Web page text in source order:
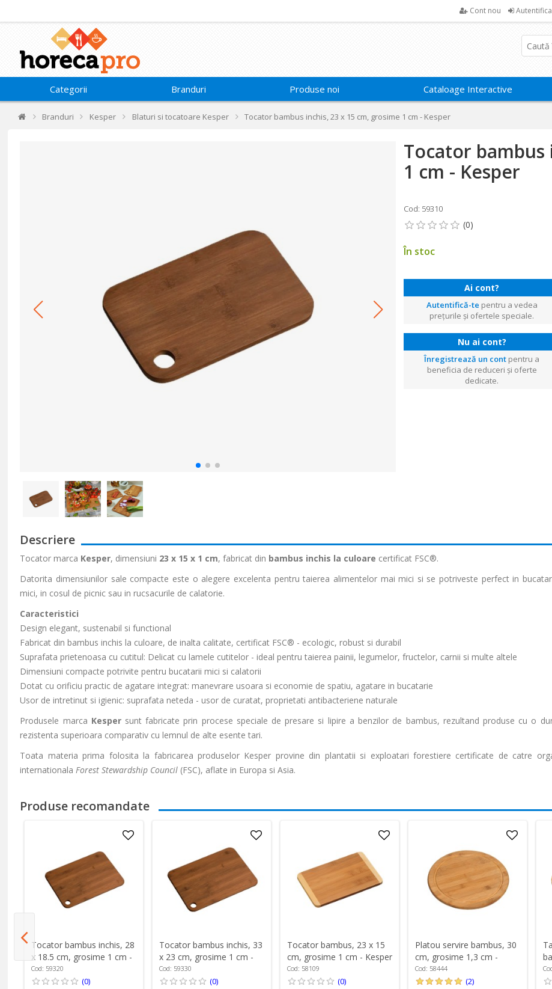
Cont nou
Categorii Branduri Produse noi Cataloage Interactive
Branduri Kesper Blaturi si tocatoare Kesper Tocator bambus inchis, 23 x 15 cm, grosime 1 cm - Kesper
Tocator bambus
1 cm - Kesper
Cod: 59310
În stoc
Ai cont?
Autentifică-te pentru a vedea
prețurile și ofertele speciale.
Nu ai cont?
Înregistrează un cont pentru a
beneficia de reduceri și oferte
dedicate.
Descriere
Tocator marca Kesper, dimensiuni 23 x 15 x 1 cm, fabricat din bambus inchis la culoare certificat FSC®.
Datorita dimensiunilor sale compacte este o alegere excelenta pentru taierea alimentelor mai mici si se potriveste perfect in
mici, in cosul de picnic sau in rucsacurile de calatorie.
Caracteristici
Design elegant, sustenabil si functional
Fabricat din bambus inchis la culoare, de inalta calitate, certificat FSC® - ecologic, robust si durabil
Suprafata prietenoasa cu cutitul: Delicat cu lamele cutitelor - ideal pentru taierea painii, legumelor, fructelor, carnii si multe altele
Dimensiuni compacte potrivite pentru bucatarii mici si calatorii
Dotat cu orificiu practic de agatare integrat: manevrare usoara si economie de spatiu, agatare in bucatarie
Usor de intretinut si igienic: suprafata neteda - usor de curatat, proprietati antibacteriene naturale
Produsele marca Kespersunt fabricate prin procese speciale de presare si lipire a benzilor de bambus, rezultand produse cu o
rezistenta superioara comparativ cu lemnul de alte esente tari.
Toata materia prima folosita la fabricarea produselor Kesper provine din plantatii si exploatari forestiere certificate de catre
internationalaForest Stewardship Council (FSC), aflate in Europa si Asia.
Produse recomandate
Tocator bambus inchis, 28
x 18.5 cm, grosime 1 cm -
Kesper
Cod: 59320
(0)
Tocator bambus inchis, 33
x 23 cm, grosime 1 cm -
Kesper
Cod: 59330
(0)
Tocator bambus, 23 x 15
cm, grosime 1 cm - Kesper
Cod: 58109
(0)
Platou servire bambus, 30
cm, grosime 1,3 cm -
Kesper
Cod: 58444
(2)